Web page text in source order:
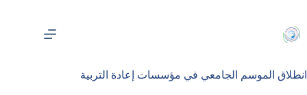
المحتوى
انطلاق الموسم الجامعي في مؤسسات إعادة التربية